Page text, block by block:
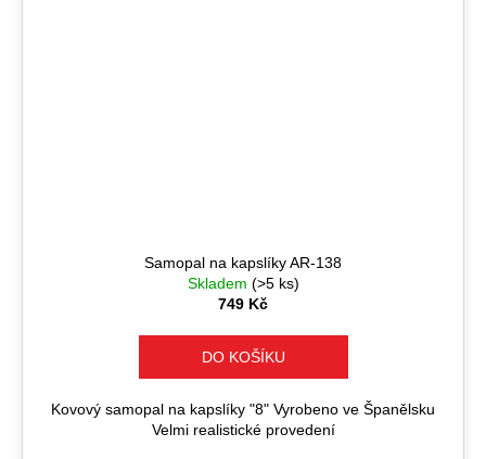
Samopal na kapslíky AR-138
Skladem (>5 ks)
749 Kč
DO KOŠÍKU
Kovový samopal na kapslíky "8" Vyrobeno ve Španělsku
Velmi realistické provedení